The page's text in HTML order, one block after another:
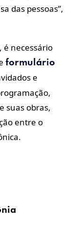
das pessoas”,
é necessário
formulário
e
suas obras,
entre o